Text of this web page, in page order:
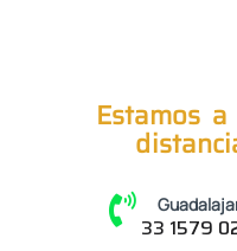
Estamos
33 1579